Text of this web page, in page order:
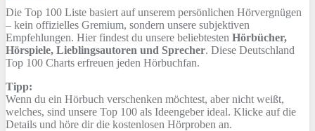
Die Top 100 Liste basiert auf unserem persönlichen Hörvergnügen
– kein offizielles Gremium, sondern unsere subjektiven
Empfehlungen. Hier findest du unsere beliebtesten Hörbücher,
Hörspiele, Lieblingsautoren und Sprecher. Diese Deutschland
Top 100 Charts erfreuen jeden Hörbuchfan.
Tipp:
Wenn du ein Hörbuch verschenken möchtest, aber nicht weißt,
welches, sind unsere Top 100 als Ideengeber ideal. Klicke auf die
Details und höre dir die kostenlosen Hörproben an.